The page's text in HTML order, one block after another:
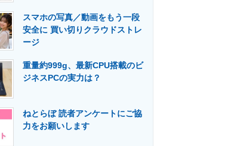
建設×テクノロジーの最前線
スマホの写真／動画をもう一段
安全に 買い切りクラウドストレ
ージ
重量約999g、最新CPU搭載のビ
ジネスPCの実力は？
ねとらぼ 読者アンケートにご協
力をお願いします